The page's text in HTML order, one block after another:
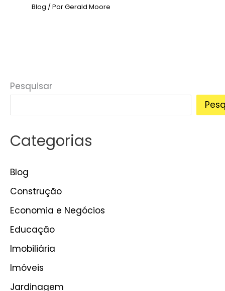
Blog / PorGerald Moore
Pesquisar
Categorias
Blog
Construção
Economia e Negócios
Educação
Imobiliária
Imóveis
Jardinagem